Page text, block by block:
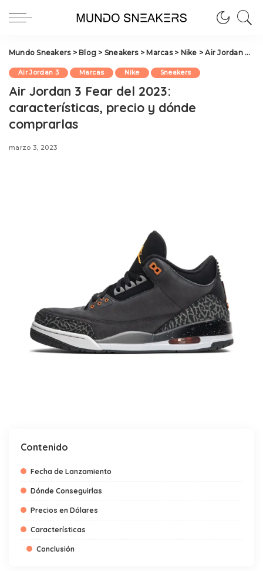
Mundo Sneakers> Blog > Sneakers> Marcas> Nike >Air Jordan 3 >
Air Jordan 3 Marcas Nike Sneakers
Air Jordan 3 Fear del 2023:
características, precio y dónde
comprarlas
marzo 3, 2023
Contenido
Fecha de Lanzamiento
Dónde Conseguirlas
Precios en Dólares
Características
Conclusión